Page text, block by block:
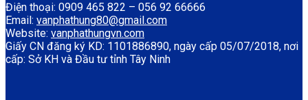
Điện thoại: 0909 465 822 – 056 92 66666
Email: vanphathung80@gmail.com
Website: vanphathungvn.com
Giấy CN đăng ký KD: 1101886890, ngày cấp 05/07/2018, nơi
cấp: Sở KH và Đầu tư tỉnh Tây Ninh